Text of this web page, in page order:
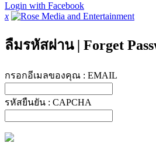
Login with Facebook
x
ลืมรหัสผ่าน | Forget
กรอกอีเมลของคุณ : EMAIL
รหัสยืนยัน : CAPCHA